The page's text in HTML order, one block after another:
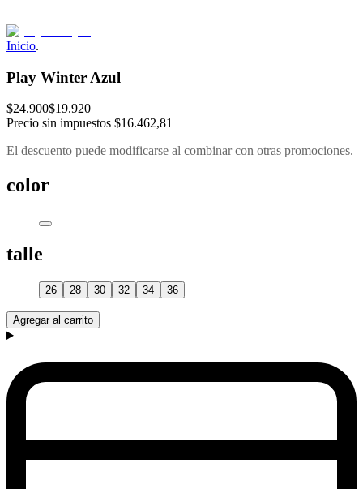
Inicio.
Play Winter Azul
$24.900$19.920
Precio sin impuestos $16.462,81
El descuento puede modificarse al combinar con otras promociones.
color
talle
26 28 30 32 34 36
Agregar al carrito